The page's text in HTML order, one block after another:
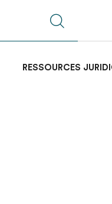
RESSOURCES